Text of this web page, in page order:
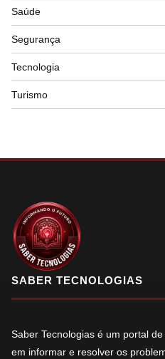
Saúde
Segurança
Tecnologia
Turismo
SABER TECNOLOGIAS
Saber Tecnologias é um portal
em informar e resolver os